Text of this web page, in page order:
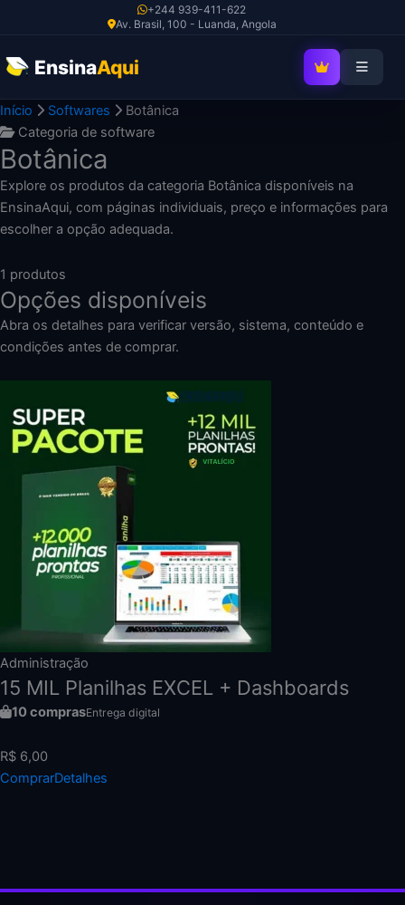
+244 939-411-622
Av. Brasil, 100 - Luanda, Angola
EnsinaAqui SEJA MEMBRO
o
conteúdo
Início Softwares
Botânica
Categoria de software
Botânica
Explore os produtos da categoria Botânica disponíveis na
EnsinaAqui, com páginas individuais, preço e informações para
escolher a opção adequada.
1 produtos
Opções disponíveis
Abra os detalhes para verificar versão, sistema, conteúdo e
condições antes de comprar.
Administração
15 MIL Planilhas EXCEL + Dashboards
10 comprasEntrega digital
R$ 6,00
ComprarDetalhes